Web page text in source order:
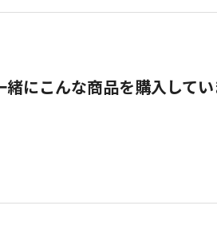
にこんな商品を購入してい